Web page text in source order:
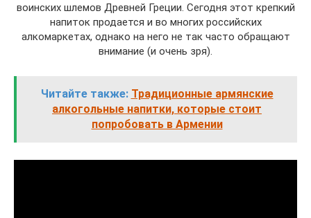
воинских шлемов Древней Греции. Сегодня этот крепкий
напиток продается и во многих российских
алкомаркетах, однако на него не так часто обращают
внимание (и очень зря).
Читайте также: Традиционные армянские
алкогольные напитки, которые стоит
попробовать в Армении